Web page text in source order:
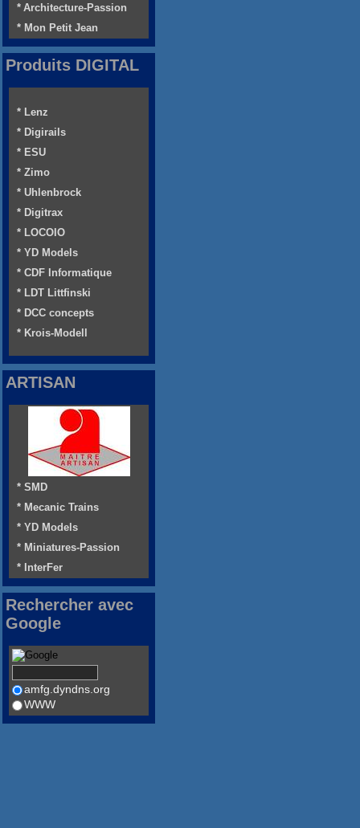
* Architecture-Passion
* Mon Petit Jean
Produits DIGITAL
* Lenz
* Digirails
* ESU
* Zimo
* Uhlenbrock
* Digitrax
* LOCOIO
* YD Models
* CDF Informatique
* LDT Littfinski
* DCC concepts
* Krois-Modell
ARTISAN
* SMD
* Mecanic Trains
* YD Models
* Miniatures-Passion
* InterFer
Rechercher avec
Google
amfg.dyndns.org
WWW